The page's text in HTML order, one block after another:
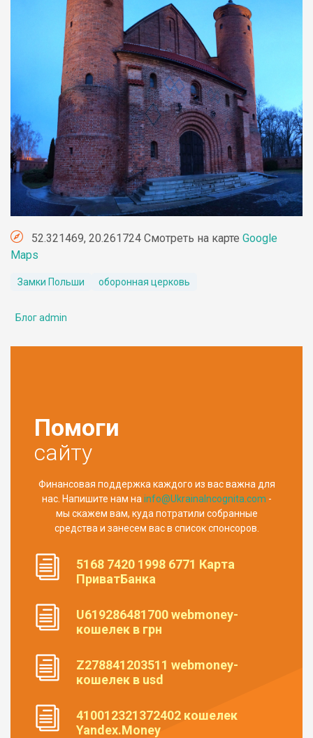
52.321469, 20.261724 Смотреть на карте Google
Maps
Замки Польши оборонная церковь
Блог admin
Помоги
сайту
Финансовая поддержка каждого из вас важна для
нас. Напишите нам на info@UkrainaIncognita.com -
мы скажем вам, куда потратили собранные
средства и занесем вас в список спонсоров.
5168 7420 1998 6771 Карта
ПриватБанка
U619286481700 webmoney-
кошелек в грн
Z278841203511 webmoney-
кошелек в usd
410012321372402 кошелек
Yandex.Money